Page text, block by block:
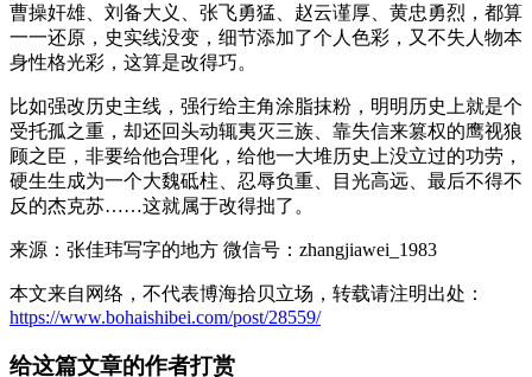
曹操奸雄、刘备大义、张飞勇猛、赵云谨厚、黄忠勇烈，都算
一一还原，史实线没变，细节添加了个人色彩，又不失人物本
身性格光彩，这算是改得巧。
比如强改历史主线，强行给主角涂脂抹粉，明明历史上就是个
受托孤之重，却还回头动辄夷灭三族、靠失信来篡权的鹰视狼
顾之臣，非要给他合理化，给他一大堆历史上没立过的功劳，
硬生生成为一个大魏砥柱、忍辱负重、目光高远、最后不得不
反的杰克苏……这就属于改得拙了。
来源：张佳玮写字的地方 微信号：zhangjiawei_1983
本文来自网络，不代表博海拾贝立场，转载请注明出处：
https://www.bohaishibei.com/post/28559/
给这篇文章的作者打赏